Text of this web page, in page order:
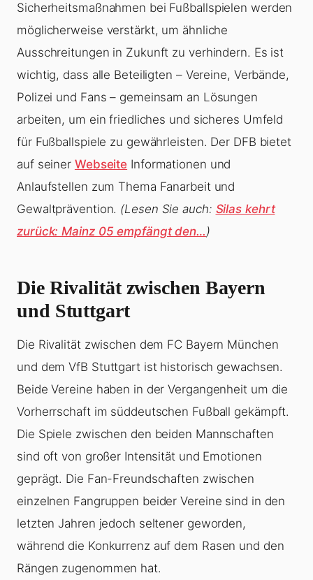
Sicherheitsmaßnahmen bei Fußballspielen werden
möglicherweise verstärkt, um ähnliche
Ausschreitungen in Zukunft zu verhindern. Es ist
wichtig, dass alle Beteiligten – Vereine, Verbände,
Polizei und Fans – gemeinsam an Lösungen
arbeiten, um ein friedliches und sicheres Umfeld
für Fußballspiele zu gewährleisten. Der DFB bietet
auf seiner Webseite Informationen und
Anlaufstellen zum Thema Fanarbeit und
Gewaltprävention. (Lesen Sie auch: Silas kehrt
zurück: Mainz 05 empfängt den…)
Die Rivalität zwischen Bayern
und Stuttgart
Die Rivalität zwischen dem FC Bayern München
und dem VfB Stuttgart ist historisch gewachsen.
Beide Vereine haben in der Vergangenheit um die
Vorherrschaft im süddeutschen Fußball gekämpft.
Die Spiele zwischen den beiden Mannschaften
sind oft von großer Intensität und Emotionen
geprägt. Die Fan-Freundschaften zwischen
einzelnen Fangruppen beider Vereine sind in den
letzten Jahren jedoch seltener geworden,
während die Konkurrenz auf dem Rasen und den
Rängen zugenommen hat.